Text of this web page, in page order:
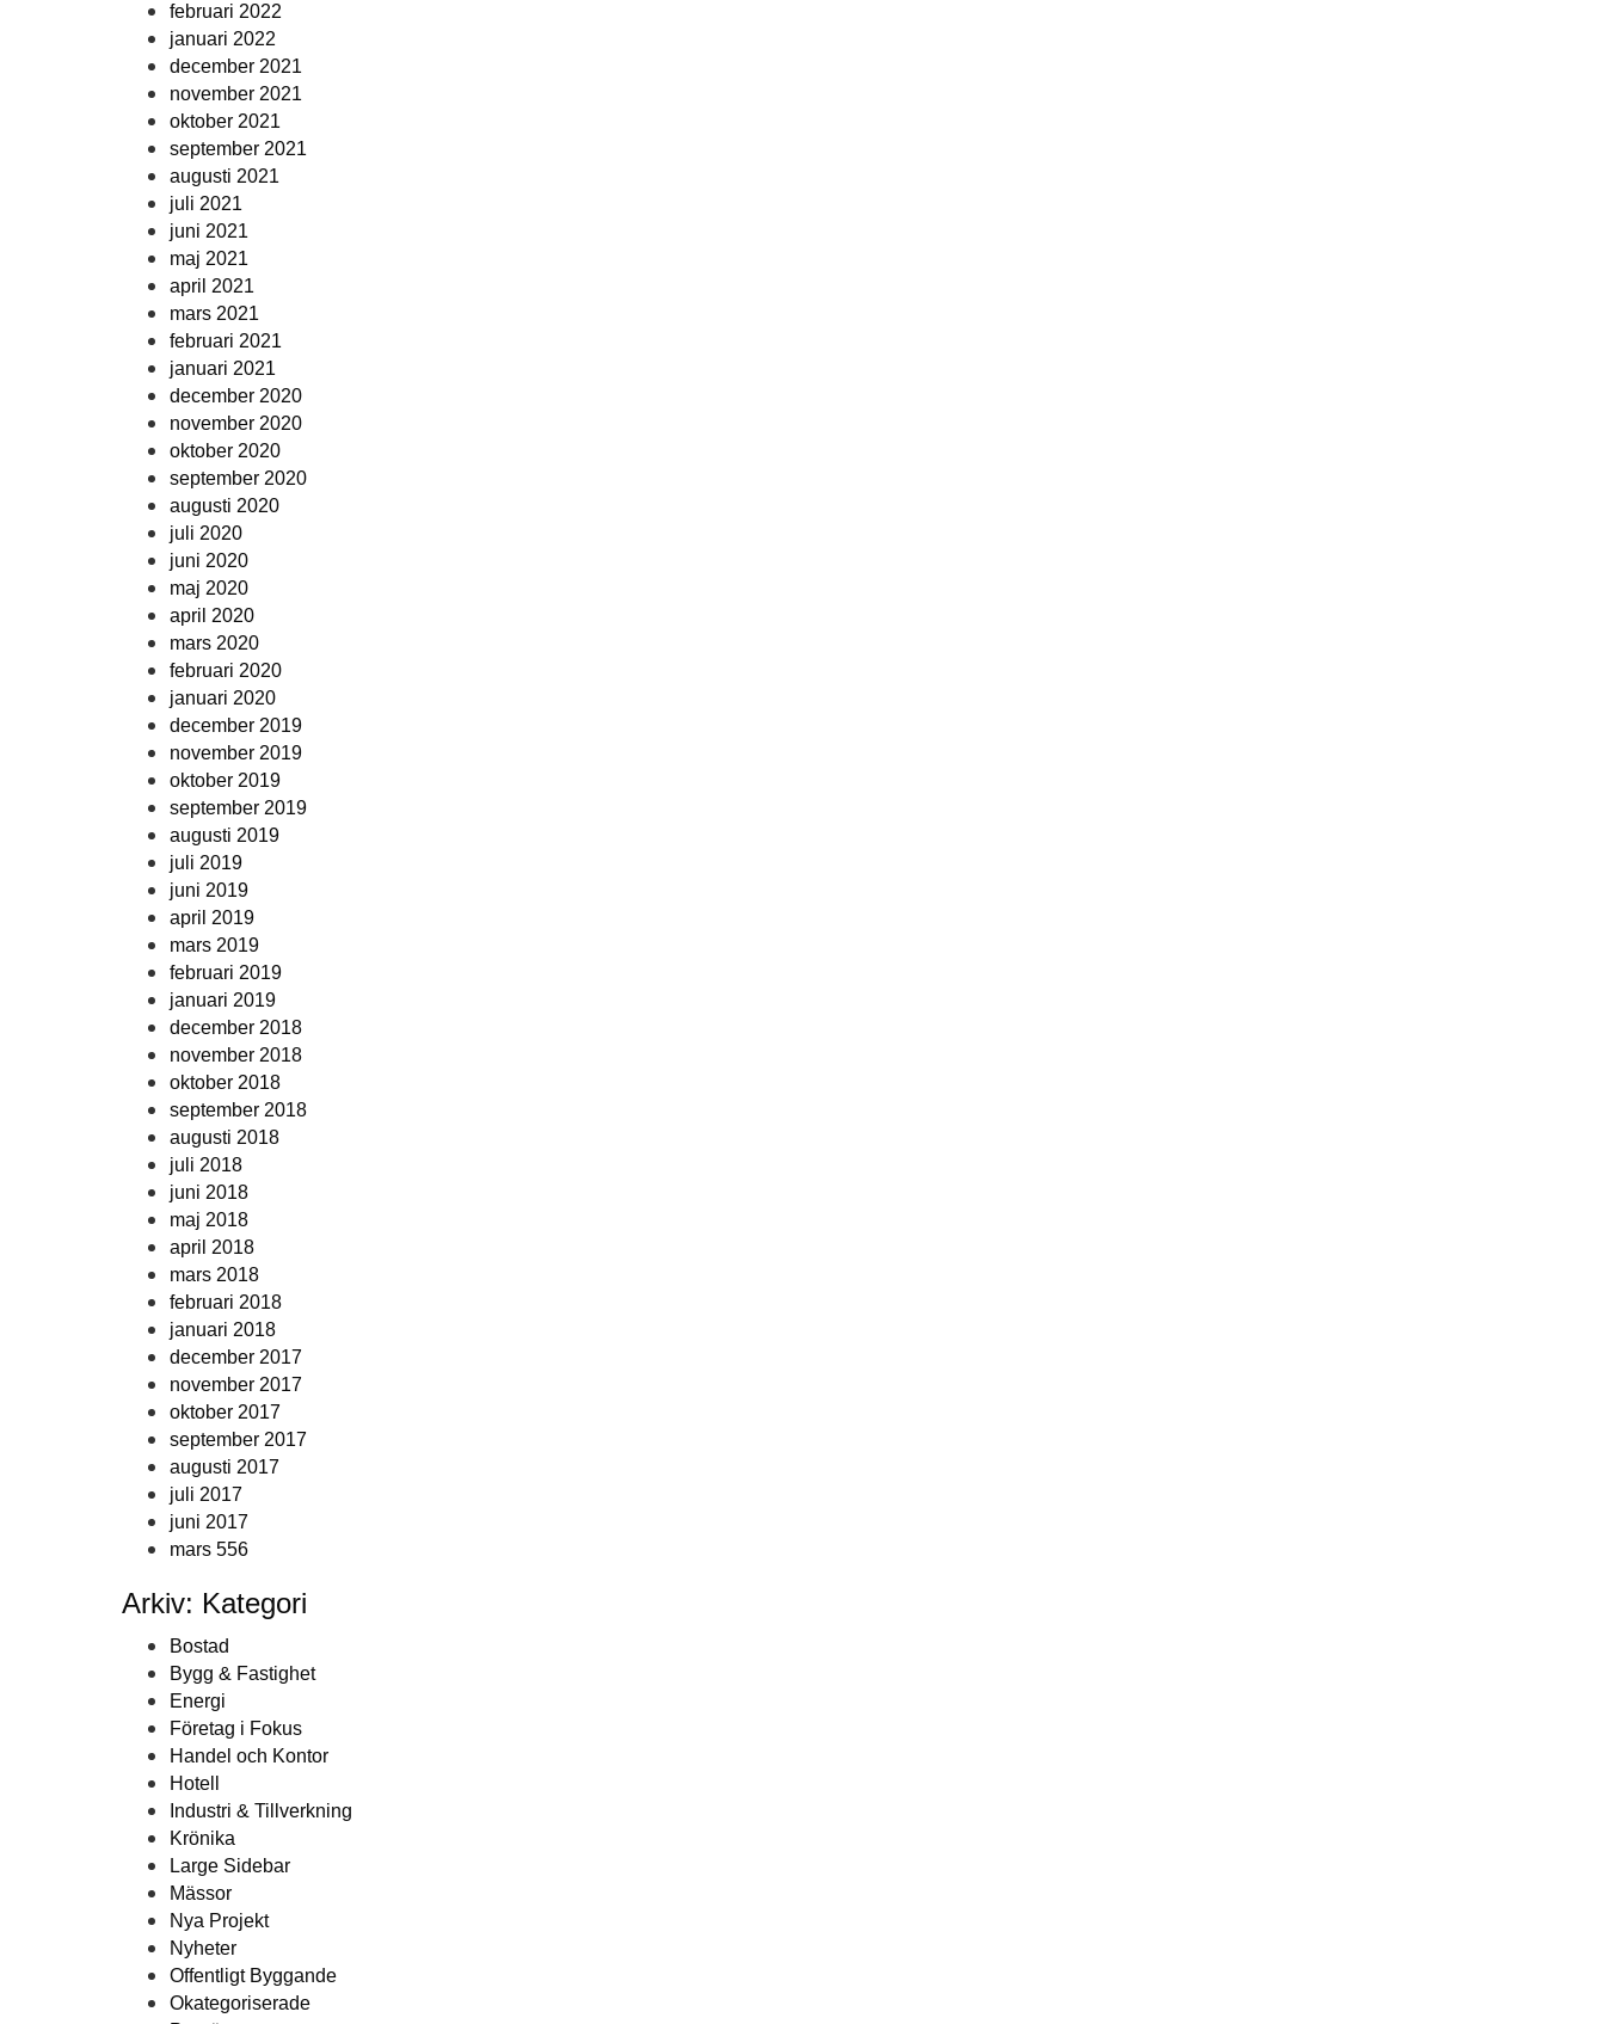
februari 2022
januari 2022
december 2021
november 2021
oktober 2021
september 2021
augusti 2021
juli 2021
juni 2021
maj 2021
april 2021
mars 2021
februari 2021
januari 2021
december 2020
november 2020
oktober 2020
september 2020
augusti 2020
juli 2020
juni 2020
maj 2020
april 2020
mars 2020
februari 2020
januari 2020
december 2019
november 2019
oktober 2019
september 2019
augusti 2019
juli 2019
juni 2019
april 2019
mars 2019
februari 2019
januari 2019
december 2018
november 2018
oktober 2018
september 2018
augusti 2018
juli 2018
juni 2018
maj 2018
april 2018
mars 2018
februari 2018
januari 2018
december 2017
november 2017
oktober 2017
september 2017
augusti 2017
juli 2017
juni 2017
mars 556
Arkiv: Kategori
Bostad
Bygg & Fastighet
Energi
Företag i Fokus
Handel och Kontor
Hotell
Industri & Tillverkning
Krönika
Large Sidebar
Mässor
Nya Projekt
Nyheter
Offentligt Byggande
Okategoriserade